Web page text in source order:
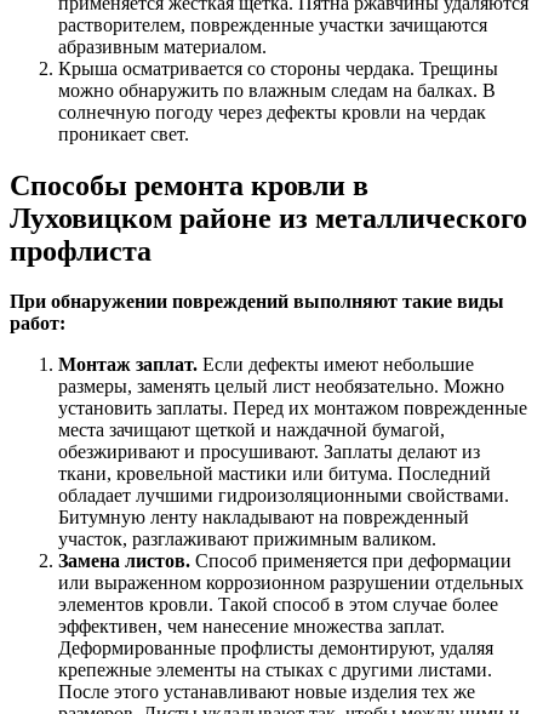
растворителем, поврежденные участки зачищаются
абразивным материалом.
Крыша осматривается со стороны чердака. Трещины
можно обнаружить по влажным следам на балках. В
солнечную погоду через дефекты кровли на чердак
проникает свет.
Способы ремонта кровли в
Луховицком районе из металлического
профлиста
При обнаружении повреждений выполняют такие виды
работ:
Монтаж заплат. Если дефекты имеют небольшие
размеры, заменять целый лист необязательно. Можно
установить заплаты. Перед их монтажом поврежденные
места зачищают щеткой и наждачной бумагой,
обезжиривают и просушивают. Заплаты делают из
ткани, кровельной мастики или битума. Последний
обладает лучшими гидроизоляционными свойствами.
Битумную ленту накладывают на поврежденный
участок, разглаживают прижимным валиком.
Замена листов. Способ применяется при деформации
или выраженном коррозионном разрушении отдельных
элементов кровли. Такой способ в этом случае более
эффективен, чем нанесение множества заплат.
Деформированные профлисты демонтируют, удаляя
крепежные элементы на стыках с другими листами.
После этого устанавливают новые изделия тех же